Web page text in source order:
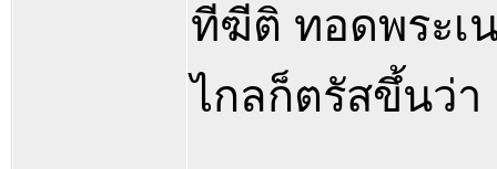
ทีฆีติ ทอดพระเ
ไกลก็ตรัสขึ้นว่า